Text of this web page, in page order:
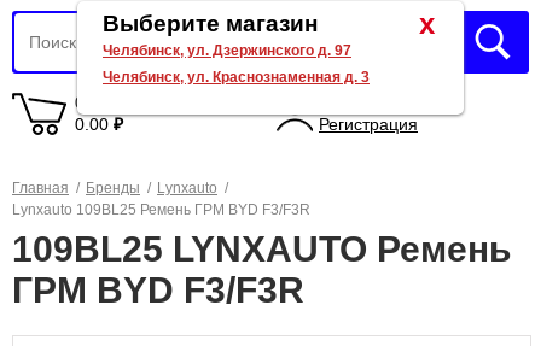
0 товаров
0.00 ₽
Регистрация
Главная / Бренды / Lynxauto /
Lynxauto 109BL25 Ремень ГРМ BYD F3/F3R
109BL25 LYNXAUTO Ремень
ГРМ BYD F3/F3R
x
Выберите магазин
Челябинск, ул. Дзержинского д. 97
Челябинск, ул. Краснознаменная д. 3